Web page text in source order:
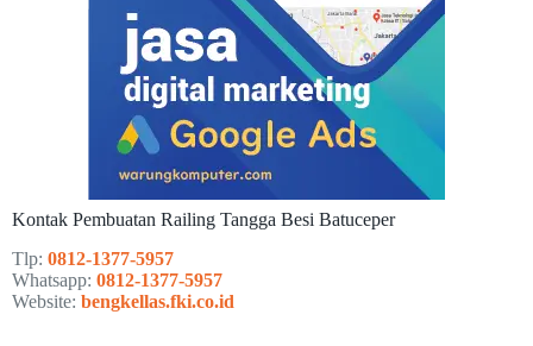
Kontak Pembuatan Railing Tangga Besi Batuceper
Tlp: 0812-1377-5957
Whatsapp: 0812-1377-5957
Website: bengkellas.fki.co.id